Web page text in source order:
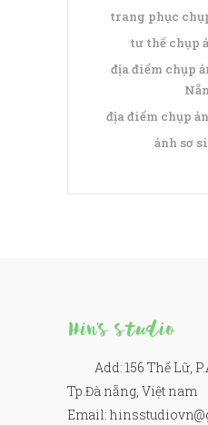
trang phục
tư thế chụp
địa điểm chụp
địa điểm chụp
ảnh sơ
Add: 156 Thế Lữ,
Tp.Đà nẵng, Việt nam
Email: